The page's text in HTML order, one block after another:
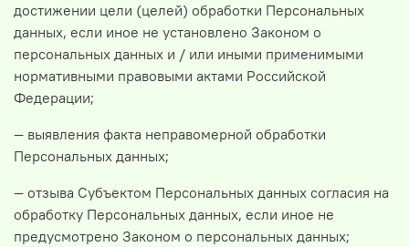
достижении цели (целей) обработки Персональных
данных, если иное не установлено Законом о
персональных данных и / или иными применимыми
нормативными правовыми актами Российской
Федерации;
— выявления факта неправомерной обработки
Персональных данных;
— отзыва Субъектом Персональных данных согласия на
обработку Персональных данных, если иное не
предусмотрено Законом о персональных данных;